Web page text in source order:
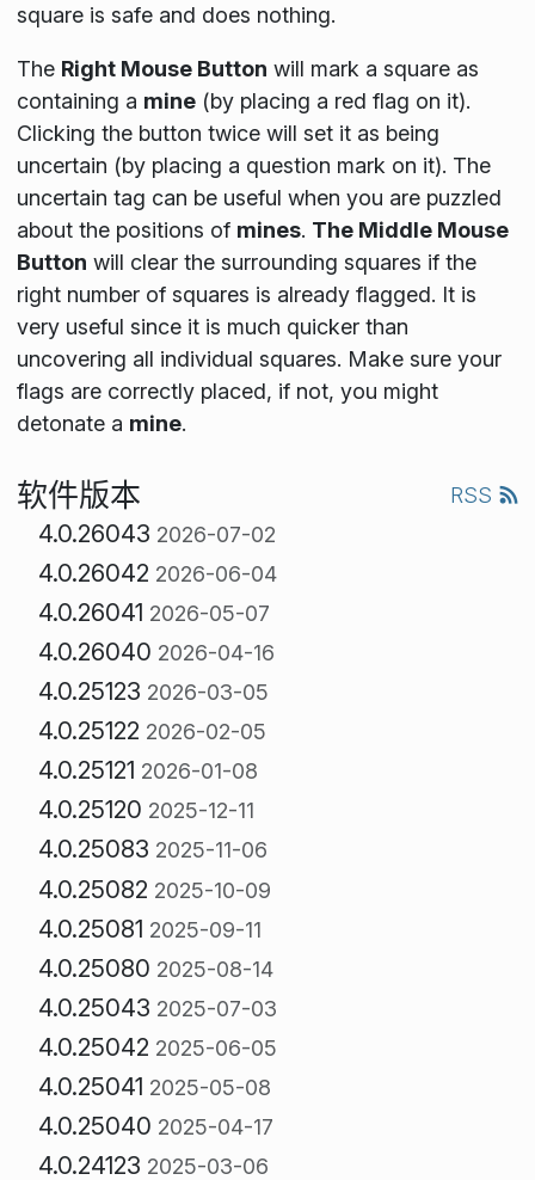
square is safe and does nothing.
The Right Mouse Button will mark a square as
containing a mine(by placing a red flag on it).
Clicking the button twice will set it as being
uncertain (by placing a question mark on it). The
uncertain tag can be useful when you are puzzled
about the positions of mines. The Middle Mouse
Button will clear the surrounding squares if the
right number of squares is already flagged. It is
very useful since it is much quicker than
uncovering all individual squares. Make sure your
flags are correctly placed, if not, you might
detonate a mine.
软件版本 RSS
4.0.26043 2026-07-02
4.0.26042 2026-06-04
4.0.26041 2026-05-07
4.0.26040 2026-04-16
4.0.25123 2026-03-05
4.0.25122 2026-02-05
4.0.25121 2026-01-08
4.0.25120 2025-12-11
4.0.25083 2025-11-06
4.0.25082 2025-10-09
4.0.25081 2025-09-11
4.0.25080 2025-08-14
4.0.25043 2025-07-03
4.0.25042 2025-06-05
4.0.25041 2025-05-08
4.0.25040 2025-04-17
4.0.24123 2025-03-06